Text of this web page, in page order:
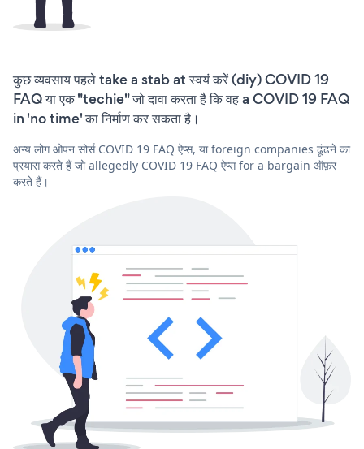
कुछ व्यवसाय पहले take a stab at स्वयं करें (diy) COVID 19
FAQ या एक "techie" जो दावा करता है कि वह a COVID 19 FAQ
in 'no time' का निर्माण कर सकता है।
अन्य लोग ओपन सोर्स COVID 19 FAQ ऐप्स, या foreign companies ढूंढने का
प्रयास करते हैं जो allegedly COVID 19 FAQ ऐप्स for a bargain ऑफ़र
करते हैं।